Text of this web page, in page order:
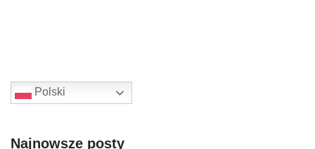
Polski
Najnowsze posty